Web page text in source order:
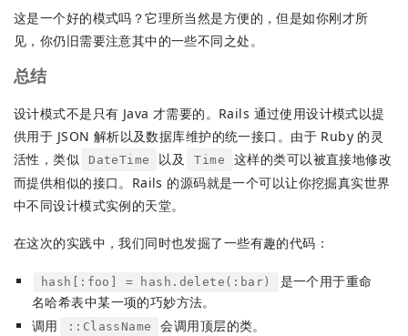
这是一个好的模式吗？它理所当然是方便的，但是如你刚才所
见，你仍旧需要注意其中的一些不同之处。
总结
设计模式不是只有 Java 才需要的。Rails 通过使用设计模式以提
供用于 JSON 解析以及数据库维护的统一接口。由于 Ruby 的灵
活性，类似
DateTime 以及 Time
这样的类可以被直接地修改
而提供相似的接口。Rails 的源码就是一个可以让你挖掘真实世界
中不同设计模式实例的天堂。
在这次的实践中，我们同时也发掘了一些有趣的代码：
hash[:foo] = hash.delete(:bar)
是一个用于重命
名哈希表中某一项的巧妙方法。
调用
::ClassName
会调用顶层的类。